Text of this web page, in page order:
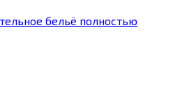
бельё полностью